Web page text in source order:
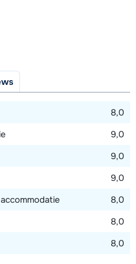
8,0
9,0
9,0
9,0
8,0
8,0
8,0